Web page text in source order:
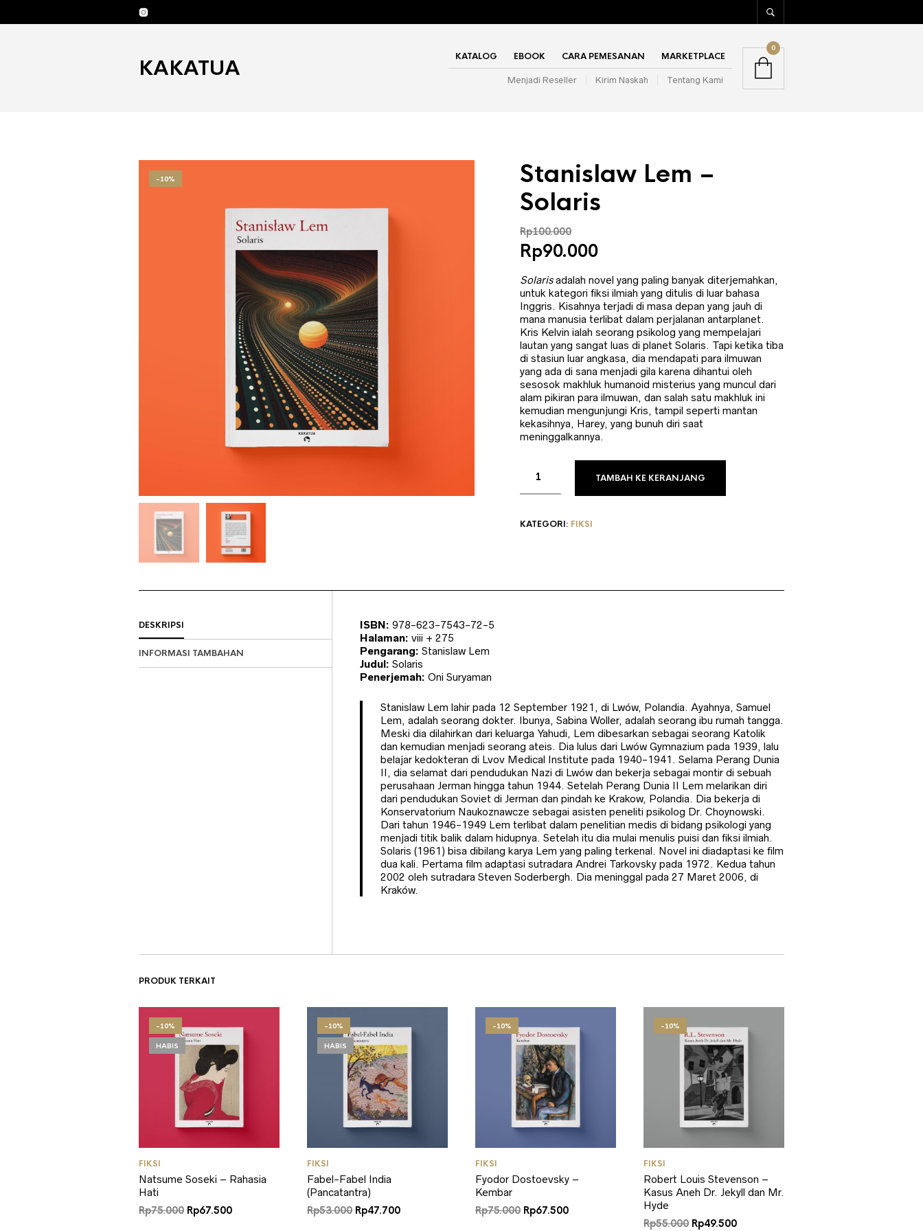
KAKATUA KATALOG EBOOK CARA PEMESANAN MARKETPLACE
Menjadi Reseller Kirim Naskah Tentang Kami
0
-10%
Stanislaw Lem –
Solaris
Rp100.000
Harga
aslinya
adalah:
Rp100.000.
Rp90.000Harga
ini
adalah:
Rp90.000.
Solarisadalah novel yang paling banyak diterjemahkan,
untuk kategori fiksi ilmiah yang ditulis di luar bahasa
Inggris. Kisahnya terjadi di masa depan yang jauh di
mana manusia terlibat dalam perjalanan antarplanet.
Kris Kelvin ialah seorang psikolog yang mempelajari
lautan yang sangat luas di planet Solaris. Tapi ketika tiba
di stasiun luar angkasa, dia mendapati para ilmuwan
yang ada di sana menjadi gila karena dihantui oleh
sesosok makhluk humanoid misterius yang muncul dari
alam pikiran para ilmuwan, dan salah satu makhluk ini
kemudian mengunjungi Kris, tampil seperti mantan
kekasihnya, Harey, yang bunuh diri saat
meninggalkannya.
TAMBAH KE KERANJANG
KATEGORI: FIKSI
DESKRIPSI
INFORMASI TAMBAHAN
ISBN: 978-623-7543-72-5
Halaman: viii + 275
Pengarang: Stanislaw Lem
Judul: Solaris
Penerjemah: Oni Suryaman
Stanislaw Lem lahir pada 12 September 1921, di Lwów, Polandia. Ayahnya, Samuel
Lem, adalah seorang dokter. Ibunya, Sabina Woller, adalah seorang ibu rumah tangga.
Meski dia dilahirkan dari keluarga Yahudi, Lem dibesarkan sebagai seorang Katolik
dan kemudian menjadi seorang ateis. Dia lulus dari Lwów Gymnazium pada 1939, lalu
belajar kedokteran di Lvov Medical Institute pada 1940-1941. Selama Perang Dunia
II, dia selamat dari pendudukan Nazi di Lwów dan bekerja sebagai montir di sebuah
perusahaan Jerman hingga tahun 1944. Setelah Perang Dunia II Lem melarikan diri
dari pendudukan Soviet di Jerman dan pindah ke Krakow, Polandia. Dia bekerja di
Konservatorium Naukoznawcze sebagai asisten peneliti psikolog Dr. Choynowski.
Dari tahun 1946-1949 Lem terlibat dalam penelitian medis di bidang psikologi yang
menjadi titik balik dalam hidupnya. Setelah itu dia mulai menulis puisi dan fiksi ilmiah.
Solaris (1961) bisa dibilang karya Lem yang paling terkenal. Novel ini diadaptasi ke film
dua kali. Pertama film adaptasi sutradara Andrei Tarkovsky pada 1972. Kedua tahun
2002 oleh sutradara Steven Soderbergh. Dia meninggal pada 27 Maret 2006, di
Kraków.
PRODUK TERKAIT
-10%
HABIS
FIKSI
Natsume Soseki – Rahasia
Hati
Rp75.000 Harga
Rp67.500Harga
-10%
HABIS
FIKSI
Fabel-Fabel India
(Pancatantra)
Rp53.000 Harga
Rp47.700Harga
-10%
FIKSI
Fyodor Dostoevsky –
Kembar
Rp75.000 Harga
Rp67.500Harga
-10%
FIKSI
Robert Louis Stevenson –
Kasus Aneh Dr. Jekyll dan Mr.
Hyde
Rp55.000 Harga
Rp49.500Harga